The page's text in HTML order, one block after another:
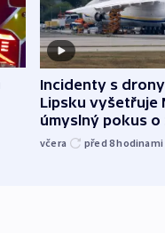
Incidenty s
Lipsku vyšetřuje
úmyslný pokus o
exploze
včera před 8hodinami